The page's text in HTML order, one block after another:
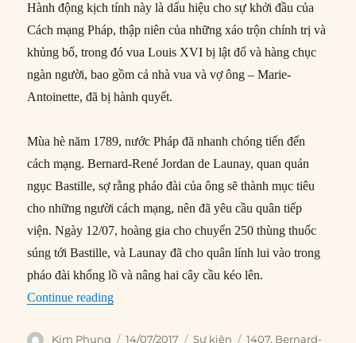
Hành động kịch tính này là dấu hiệu cho sự khởi đầu của
Cách mạng Pháp, thập niên của những xáo trộn chính trị và
khủng bố, trong đó vua Louis XVI bị lật đổ và hàng chục
ngàn người, bao gồm cả nhà vua và vợ ông – Marie-
Antoinette, đã bị hành quyết.
Mùa hè năm 1789, nước Pháp đã nhanh chóng tiến đến
cách mạng. Bernard-René Jordan de Launay, quan quản
ngục Bastille, sợ rằng pháo đài của ông sẽ thành mục tiêu
cho những người cách mạng, nên đã yêu cầu quân tiếp
viện. Ngày 12/07, hoàng gia cho chuyển 250 thùng thuốc
súng tới Bastille, và Launay đã cho quân lính lui vào trong
pháo đài khổng lồ và nâng hai cây cầu kéo lên.
Continue reading“14/07/1789: Quân cách mạng Pháp chiếm
Author
Kim Phụng
Posted
14/07/2017 Categories
Sự kiện Tags
1407, Bernard-